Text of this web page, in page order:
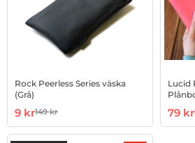
Rock Peerless Series väska
(Grå)
Art. nr 7508
rea pris
9 krtidigare pris
149 kr
Lucid
Art.
rea
79 kr